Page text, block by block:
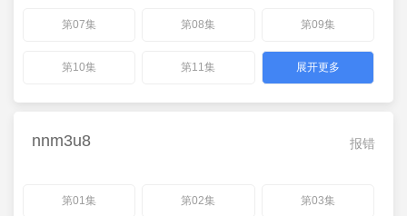
第07集 第08集 第09集
第10集 第11集 展开更多
报错
nnm3u8
第01集 第02集 第03集